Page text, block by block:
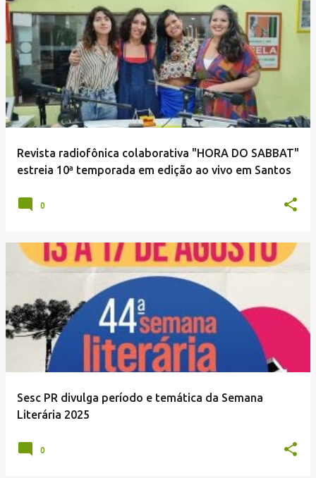
Revista radiofônica colaborativa "HORA DO SABBAT"
estreia 10ª temporada em edição ao vivo em Santos
0
Sesc PR divulga período e temática da Semana
Literária 2025
0